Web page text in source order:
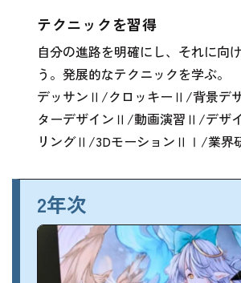
テクニックを習得
自分の進路を明確にし、それに向
う。発展的なテクニックを学ぶ。
デッサンⅡ/クロッキーⅡ/背景デ
ターデザインⅡ/動画演習Ⅱ/デザ
リングⅡ/3DモーションⅡⅠ/業界
2年次